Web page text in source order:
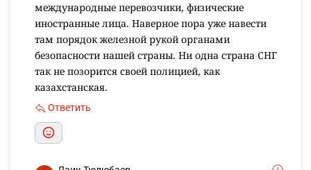
международные перевозчики, физические
иностранные лица. Наверное пора уже навести
там порядок железной рукой органами
безопасности нашей страны. Ни одна страна СНГ
так не позорится своей полицией, как
казахстанская.
Ответить